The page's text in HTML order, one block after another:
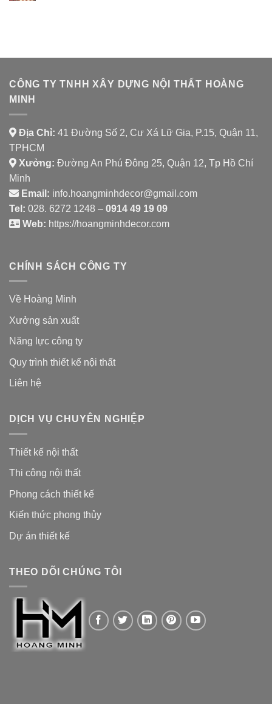
CÔNG TY TNHH XÂY DỰNG NỘI THẤT HOÀNG
MINH
Địa Chỉ: 41 Đường Số 2, Cư Xá Lữ Gia, P.15, Quận 11,
TPHCM
Xưởng: Đường An Phú Đông 25, Quận 12, Tp Hồ Chí
Minh
Email: info.hoangminhdecor@gmail.com
Tel: 028. 6272 1248 – 0914 49 19 09
Web: https://hoangminhdecor.com
CHÍNH SÁCH CÔNG TY
Về Hoàng Minh
Xưởng sản xuất
Năng lực công ty
Quy trình thiết kế nội thất
Liên hệ
DỊCH VỤ CHUYÊN NGHIỆP
Thiết kế nội thất
Thi công nội thất
Phong cách thiết kế
Kiến thức phong thủy
Dự án thiết kế
THEO DÕI CHÚNG TÔI